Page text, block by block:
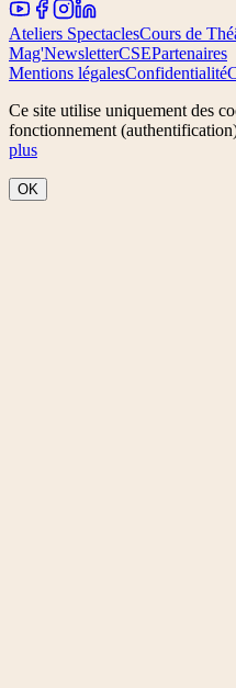
Ateliers SpectaclesCours de
Mag'NewsletterCSEPartenaires
Mentions légalesConfidentialité
Ce site utilise uniquement des
fonctionnement
plus
OK